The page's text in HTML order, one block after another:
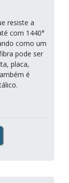
resiste a
com 1440°
como um
pode ser
placa,
é